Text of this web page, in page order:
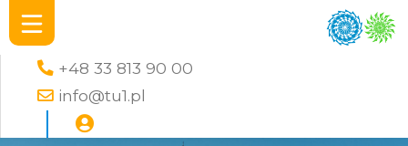
+48 33 813 90 00
info@tu1.pl